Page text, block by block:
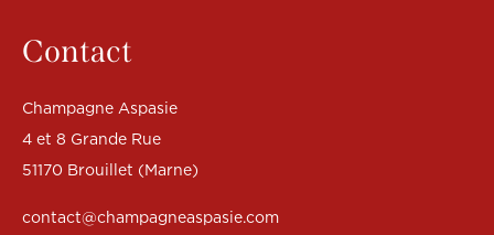
Contact
Champagne Aspasie
4 et 8 Grande Rue
51170 Brouillet (Marne)
contact@champagneaspasie.com